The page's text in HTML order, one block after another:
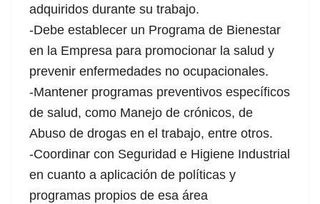
adquiridos durante su trabajo.
-Debe establecer un Programa de Bienestar
en la Empresa para promocionar la salud y
prevenir enfermedades no ocupacionales.
-Mantener programas preventivos específicos
de salud, como Manejo de crónicos, de
Abuso de drogas en el trabajo, entre otros.
-Coordinar con Seguridad e Higiene Industrial
en cuanto a aplicación de políticas y
programas propios de esa área